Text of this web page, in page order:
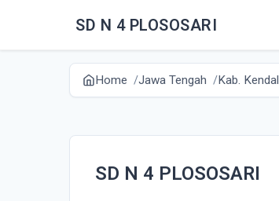
SD N 4 PLOSOSARI
Home Jawa Tengah Kab. Kendal
SD N 4 PLOSOSARI